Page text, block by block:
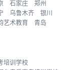
石家庄
郑州
乌鲁木齐
银川
艺术教育
青岛
培训学校